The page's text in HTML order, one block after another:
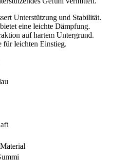
Unterstützung und Stabilität.
eine leichte Dämpfung.
auf hartem Untergrund.
für leichten Einstieg.